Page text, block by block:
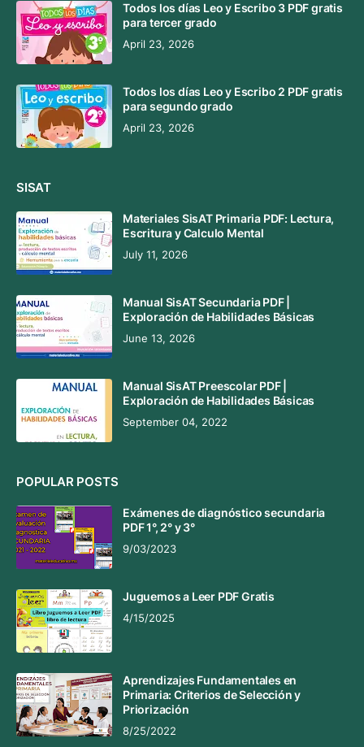
Todos los días Leo y Escribo 3 PDF gratis
para tercer grado
April 23, 2026
Todos los días Leo y Escribo 2 PDF gratis
para segundo grado
April 23, 2026
SISAT
Materiales SisAT Primaria PDF: Lectura,
Escritura y Calculo Mental
July 11, 2026
Manual SisAT Secundaria PDF |
Exploración de Habilidades Básicas
June 13, 2026
Manual SisAT Preescolar PDF |
Exploración de Habilidades Básicas
September 04, 2022
POPULAR POSTS
Exámenes de diagnóstico secundaria
PDF 1°, 2° y 3°
9/03/2023
Juguemos a Leer PDF Gratis
4/15/2025
Aprendizajes Fundamentales en
Primaria: Criterios de Selección y
Priorización
8/25/2022